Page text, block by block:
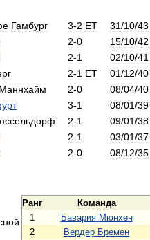
Гамбург 3-2 ET 31/10/43
2-0 15/10/42
2-1 02/10/41
2-1 ET 01/12/40
Маннхайм 2-0 08/04/40
3-1 08/01/39
2-1 09/01/38
2-1 03/01/37
2-0 08/12/35
Ранг Команда
1
Бавария Мюнхен
2
Вердер Бремен